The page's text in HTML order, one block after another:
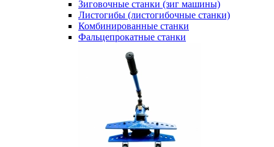
Зиговочные станки (зиг машины)
Листогибы (листогибочные станки)
Комбинированные станки
Фальцепрокатные станки